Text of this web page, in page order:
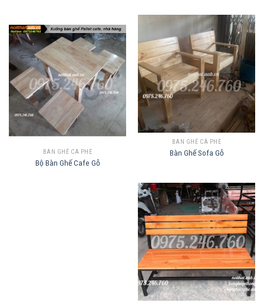
BÀN GHẾ CÀ PHÊ
Bàn Ghế Sofa Gỗ
BÀN GHẾ CÀ PHÊ
Bộ Bàn Ghế Cafe Gỗ